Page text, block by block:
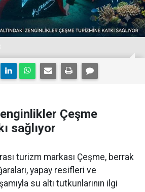
Çeşme
sağlıyor
turizm markası Çeşme, berrak
yapay resifleri ve
su altı tutkunlarının ilgi